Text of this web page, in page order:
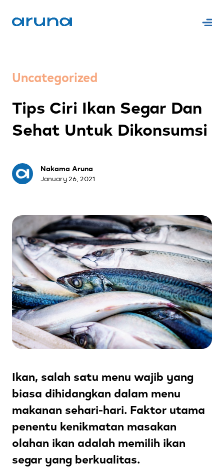
Uncategorized
Tips Ciri Ikan Segar Dan
Sehat Untuk Dikonsumsi
Nakama Aruna
January 26, 2021
Ikan, salah satu menu wajib yang
biasa dihidangkan dalam menu
makanan sehari-hari. Faktor utama
penentu kenikmatan masakan
olahan ikan adalah memilih ikan
segar yang berkualitas.